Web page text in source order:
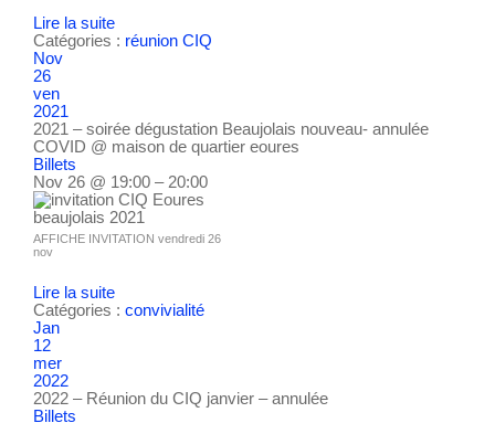
Lire la suite
Catégories : réunion CIQ
Nov
26
ven
2021
2021 – soirée dégustation Beaujolais nouveau- annulée
COVID @ maison de quartier eoures
Billets
Nov 26 @ 19:00 – 20:00
AFFICHE INVITATION vendredi 26
nov
Lire la suite
Catégories : convivialité
Jan
12
mer
2022
2022 – Réunion du CIQ janvier – annulée
Billets